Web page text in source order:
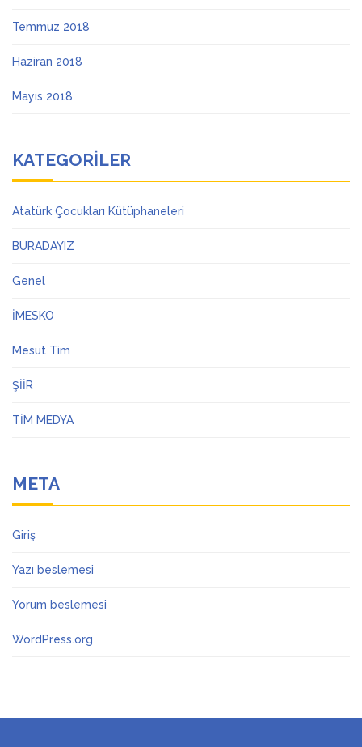
Temmuz 2018
Haziran 2018
Mayıs 2018
KATEGORILER
Atatürk Çocukları Kütüphaneleri
BURADAYIZ
Genel
İMESKO
Mesut Tim
ŞİİR
TİM MEDYA
META
Giriş
Yazı beslemesi
Yorum beslemesi
WordPress.org